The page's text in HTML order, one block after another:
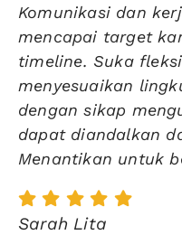
Komunikasi dan
mencapai target
timeline. Suka
menyesuaikan
dengan sikap
dapat diandalkan
Menantikan untuk
Sarah Lita